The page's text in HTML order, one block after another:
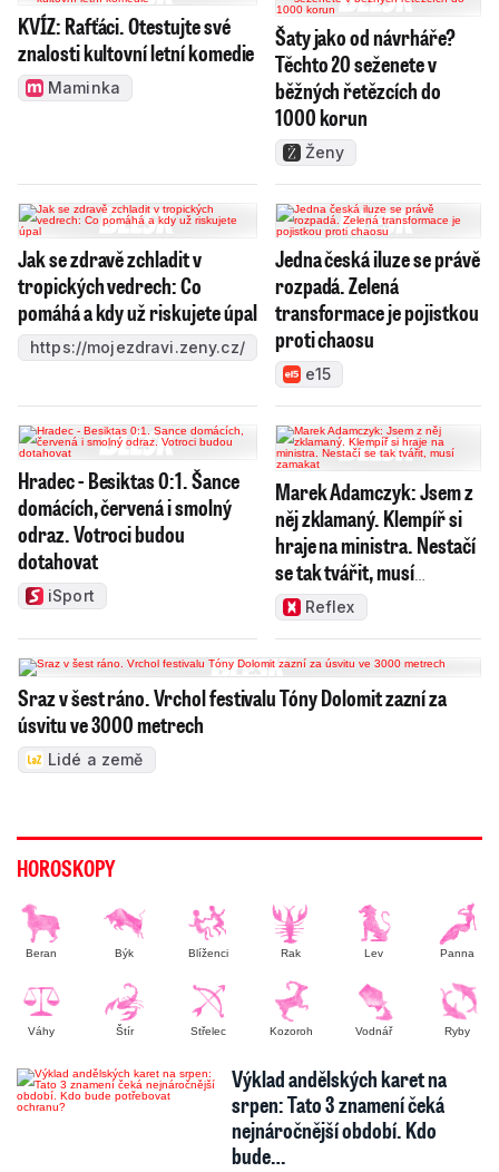
KVÍZ: Rafťáci. Otestujte své
znalosti kultovní letní komedie
Maminka
Šaty jako od návrháře?
Těchto 20 seženete v
běžných řetězcích do
1000 korun
Ženy
Jak se zdravě zchladit v
tropických vedrech: Co
pomáhá a kdy už riskujete úpal
https://mojezdravi.zeny.cz/
Jedna česká iluze se právě
rozpadá. Zelená
transformace je pojistkou
proti chaosu
e15
Hradec - Besiktas 0:1. Šance
domácích, červená i smolný
odraz. Votroci budou
dotahovat
iSport
Marek Adamczyk: Jsem z
něj zklamaný. Klempíř si
hraje na ministra. Nestačí
se tak tvářit, musí
zamakat
Reflex
Sraz v šest ráno. Vrchol festivalu Tóny Dolomit zazní za
úsvitu ve 3000 metrech
Lidé a země
HOROSKOPY
Beran Býk Blíženci Rak Lev Panna
Váhy Štír Střelec Kozoroh Vodnář Ryby
Výklad andělských karet na
srpen: Tato 3 znamení čeká
nejnáročnější období. Kdo
bude…